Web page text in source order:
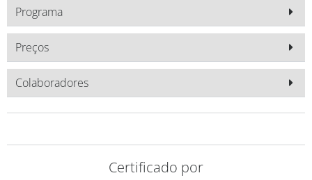
Programa
Preços
Colaboradores
Certificado por